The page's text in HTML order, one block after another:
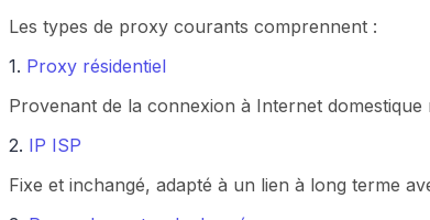
Les types de proxy courants comprennent :
1. Proxy résidentiel
Provenant de la connexion à Internet
2. IP ISP
Fixe et inchangé, adapté à un lien à long terme